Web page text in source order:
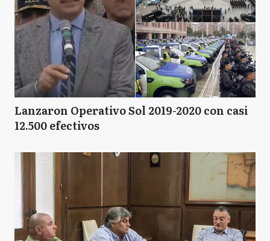
Lanzaron Operativo Sol 2019-2020 con casi
12.500 efectivos